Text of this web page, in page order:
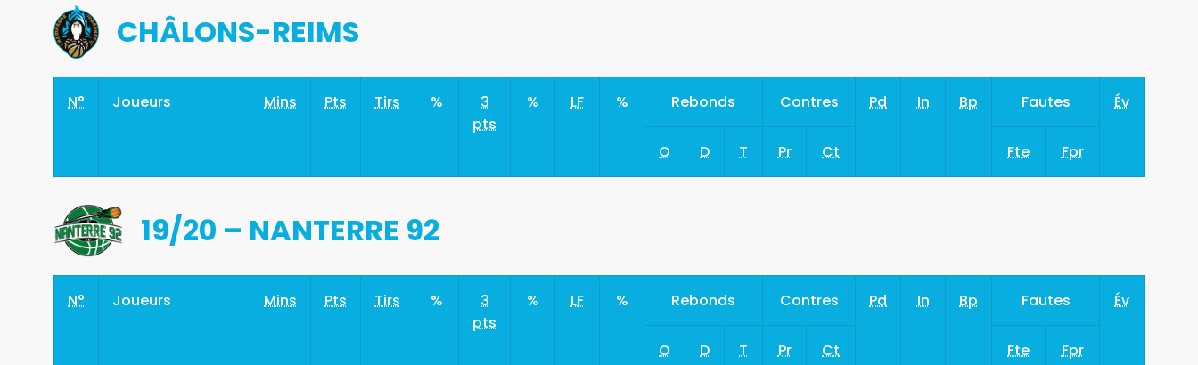
CHÂLONS-REIMS
N° Joueurs Mins Pts Tirs %
3
pts
% LF % Rebonds Contres Pd In Bp Fautes Év
O D T Pr Ct Fte Fpr
19/20 – NANTERRE 92
N° Joueurs Mins Pts Tirs %
3
pts
% LF % Rebonds Contres Pd In Bp Fautes Év
O D T Pr Ct Fte Fpr